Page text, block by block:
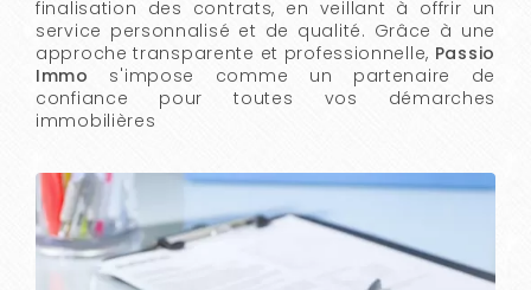
finalisation des contrats, en veillant à offrir un
service personnalisé et de qualité. Grâce à une
approche transparente et professionnelle, Passio
Immo s'impose comme un partenaire de
confiance pour toutes vos démarches
immobilières